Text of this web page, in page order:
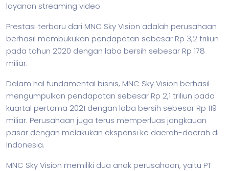
layanan streaming video.
Prestasi terbaru dari MNC Sky Vision adalah perusahaan
berhasil membukukan pendapatan sebesar Rp 3,2 triliun
pada tahun 2020 dengan laba bersih sebesar Rp 178
miliar.
Dalam hal fundamental bisnis, MNC Sky Vision berhasil
mengumpulkan pendapatan sebesar Rp 2,1 triliun pada
kuartal pertama 2021 dengan laba bersih sebesar Rp 119
miliar. Perusahaan juga terus memperluas jangkauan
pasar dengan melakukan ekspansi ke daerah-daerah di
Indonesia.
MNC Sky Vision memiliki dua anak perusahaan, yaitu PT